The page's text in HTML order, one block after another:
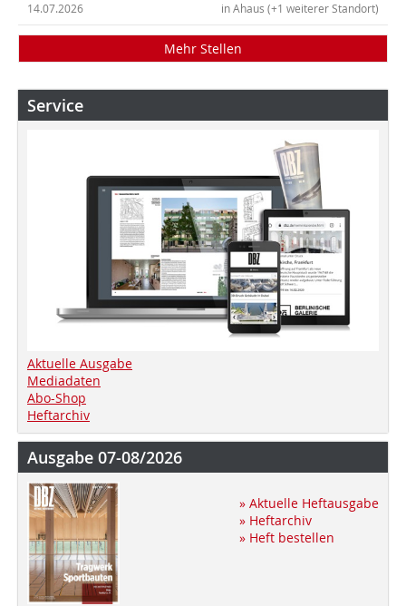
in Ahaus (+1 weiterer Standort)
14.07.2026
Mehr Stellen
Service
Aktuelle Ausgabe
Mediadaten
Abo-Shop
Heftarchiv
Ausgabe 07-08/2026
» Aktuelle Heftausgabe
» Heftarchiv
» Heft bestellen